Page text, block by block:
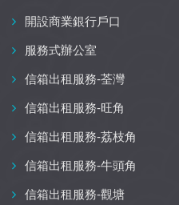
開設商業銀行戶口
服務式辦公室
信箱出租服務-荃灣
信箱出租服務-旺角
信箱出租服務-荔枝角
信箱出租服務-牛頭角
信箱出租服務-觀塘